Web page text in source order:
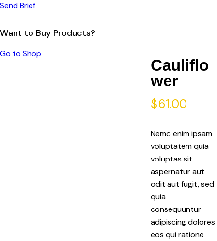
Send Brief
Want to Buy Products?
Go to Shop
Cauliflo
wer
$61.00
Nemo enim ipsam
voluptatem quia
voluptas sit
aspernatur aut
odit aut fugit, sed
quia
consequuntur
adipiscing dolores
eos qui ratione